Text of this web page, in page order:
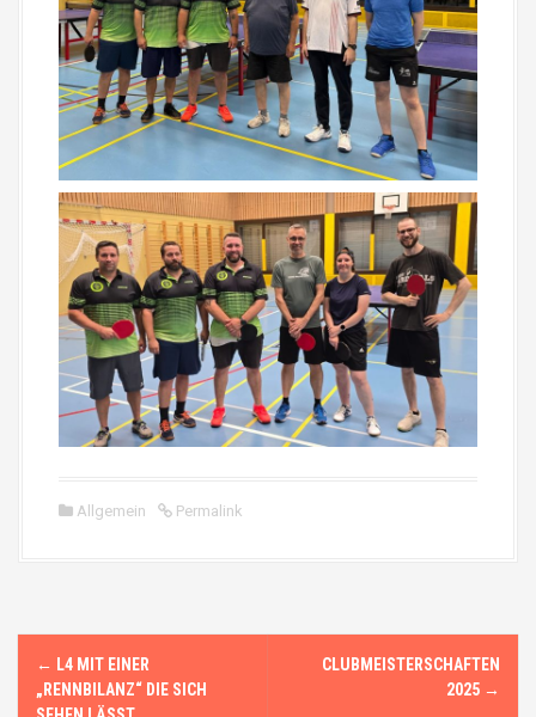
Allgemein Permalink
N
a
← L4 MIT EINER
„RENNBILANZ“ DIE SICH
CLUBMEISTERSCHAFTEN
2025 →